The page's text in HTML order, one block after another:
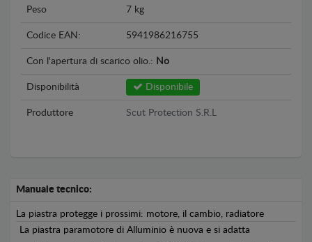
Peso 7 kg
Codice EAN: 5941986216755
Con l'apertura di scarico olio.: No
Disponibilità Disponibile
Produttore Scut Protection S.R.L
Manuale tecnico:
La piastra protegge i prossimi: motore, il cambio, radiatore
La piastra paramotore di Alluminio è nuova e si adatta